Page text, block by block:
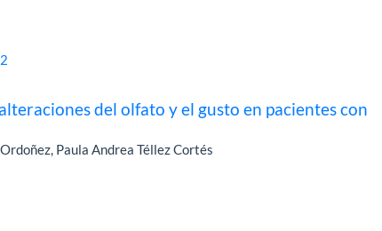
del olfato y el gusto en pacientes con
Paula Andrea Téllez Cortés